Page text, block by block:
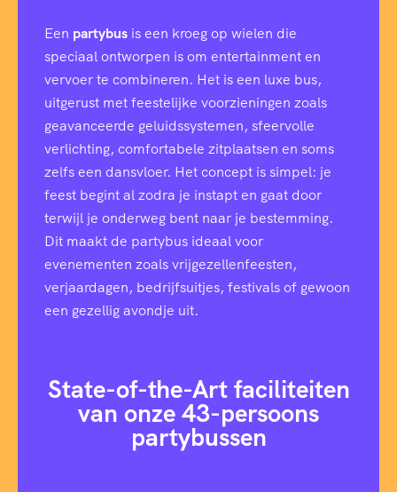
Een partybus is een kroeg op wielen die
speciaal ontworpen is om entertainment en
vervoer te combineren. Het is een luxe bus,
uitgerust met feestelijke voorzieningen zoals
geavanceerde geluidssystemen, sfeervolle
verlichting, comfortabele zitplaatsen en soms
zelfs een dansvloer. Het concept is simpel: je
feest begint al zodra je instapt en gaat door
terwijl je onderweg bent naar je bestemming.
Dit maakt de partybus ideaal voor
evenementen zoals vrijgezellenfeesten,
verjaardagen, bedrijfsuitjes, festivals of gewoon
een gezellig avondje uit.
State-of-the-Art faciliteiten
van onze 43-persoons
partybussen